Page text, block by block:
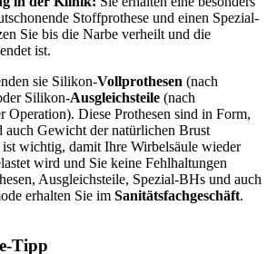
Stoffprothese und einen Spezial-
Sie bis die Narbe verheilt und die
ist.
sie Silikon-Vollprothesen (nach
Silikon-Ausgleichsteile (nach
Operation). Diese Prothesen sind in Form,
auch Gewicht der natürlichen Brust
ist wichtig, damit Ihre Wirbelsäule wieder
wird und Sie keine Fehlhaltungen
Ausgleichsteile, Spezial-BHs und auch
erhalten Sie im Sanitätsfachgeschäft.
Tipp